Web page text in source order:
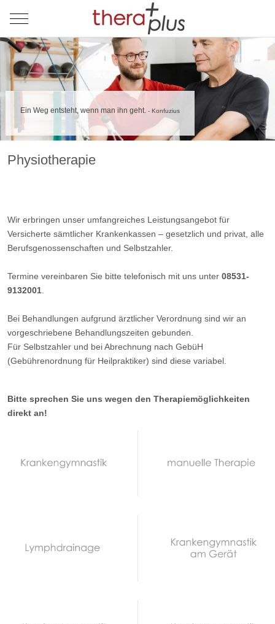
Mobile Menu Toggle
Ein Weg entsteht, wenn man ihn geht. - Konfuzius
Physiotherapie
Wir erbringen unser umfangreiches Leistungsangebot für
Versicherte sämtlicher Krankenkassen – gesetzlich und privat, alle
Berufsgenossenschaften und Selbstzahler.
Termine vereinbaren Sie bitte telefonisch mit uns unter 08531-
9132001
Bei Behandlungen aufgrund ärztlicher Verordnung sind wir an
vorgeschriebene Behandlungszeiten gebunden.
Für Selbstzahler und bei Abrechnung nach GebüH
(Gebührenordnung für Heilpraktiker) sind diese variabel.
Bitte sprechen Sie uns wegen den Therapiemöglichkeiten
direkt an!